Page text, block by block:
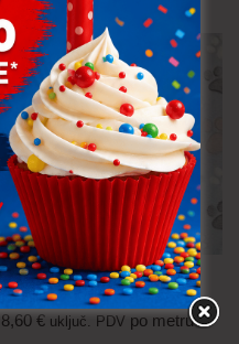
Flis Leda
8,60€ uključ. PDV po metru